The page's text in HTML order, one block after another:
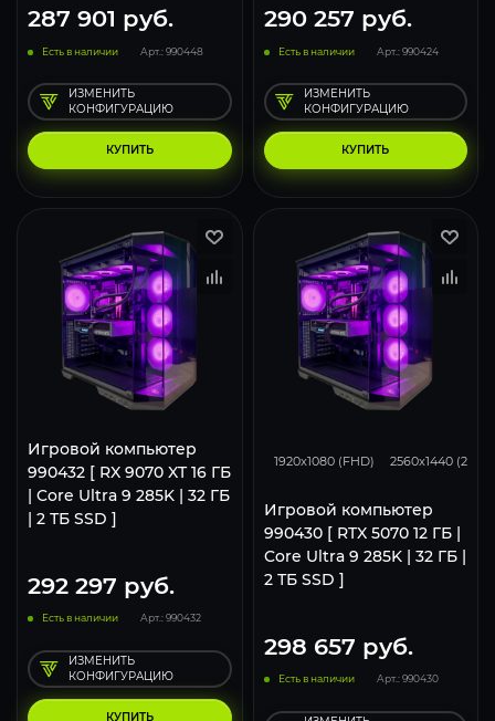
287 901 руб.
Есть в наличии Арт.: 990448
КУПИТЬ
ИЗМЕНИТЬ
КОНФИГУРАЦИЮ
290 257 руб.
Есть в наличии Арт.: 990424
КУПИТЬ
ИЗМЕНИТЬ
КОНФИГУРАЦИЮ
Игровой компьютер
990432 [ RX 9070 XT 16 ГБ
| Core Ultra 9 285K | 32 ГБ
| 2 ТБ SSD ]
292 297 руб.
Есть в наличии Арт.: 990432
КУПИТЬ
ИЗМЕНИТЬ
КОНФИГУРАЦИЮ
1920x1080 (FHD) 2560x1440 (2K)
Игровой компьютер
990430 [ RTX 5070 12 ГБ |
Core Ultra 9 285K | 32 ГБ |
2 ТБ SSD ]
298 657 руб.
Есть в наличии Арт.: 990430